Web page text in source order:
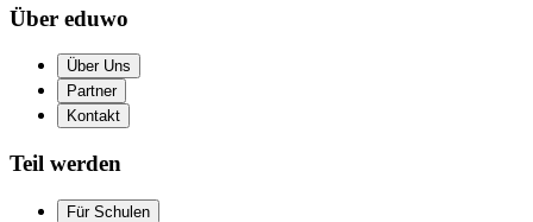
Über eduwo
Über Uns
Partner
Kontakt
Teil werden
Für Schulen